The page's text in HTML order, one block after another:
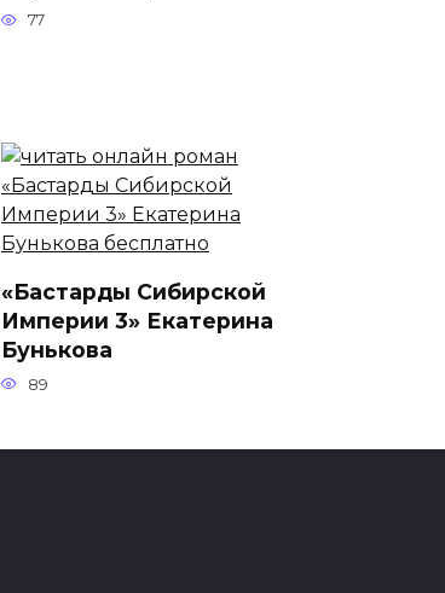
77
«Бастарды Сибирской
Империи 3» Екатерина
Бунькова
89